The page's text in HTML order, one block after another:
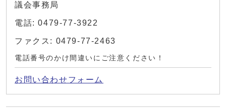
議会事務局
電話: 0479-77-3922
ファクス: 0479-77-2463
電話番号のかけ間違いにご注意ください！
お問い合わせフォーム